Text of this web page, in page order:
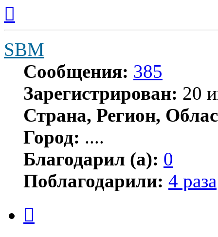
началу
SBM
Сообщения: 385
Зарегистрирован: 20
Страна, Регион,
Город: ....
Благодарил (а): 0
Поблагодарили: 4 раза